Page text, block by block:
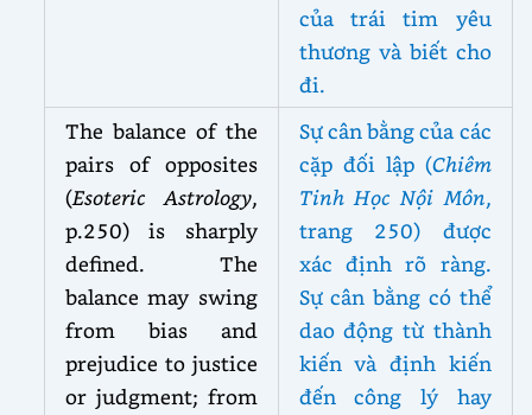
của trái tim yêu
thương và biết cho
đi.
The balance of the
pairs of opposites
(Esoteric Astrology,
p.250) is sharply
defined. The
balance may swing
from bias and
prejudice to justice
or judgment; from
Sự cân bằng của các
cặp đối lập (Chiêm
Tinh Học Nội Môn,
trang 250) được
xác định rõ ràng.
Sự cân bằng có thể
dao động từ thành
kiến và định kiến
đến công lý hay